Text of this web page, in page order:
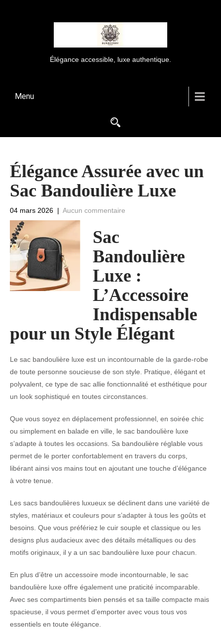
Élégance accessible, luxe authentique.
Menu
Élégance Assurée avec un
Sac Bandoulière Luxe
04 mars 2026 | Aucun commentaire
Sac
Bandoulière
Luxe :
L’Accessoire
Indispensable
pour un Style Élégant
Le sac bandoulière luxe est un incontournable de la garde-robe
de toute personne soucieuse de son style. Pratique, élégant et
polyvalent, ce type de sac allie fonctionnalité et esthétique pour
un look sophistiqué en toutes circonstances.
Que vous soyez en déplacement professionnel, en soirée chic
ou simplement en balade en ville, le sac bandoulière luxe
s’adapte à toutes les occasions. Sa bandoulière réglable vous
permet de le porter confortablement en travers du corps,
libérant ainsi vos mains tout en ajoutant une touche d’élégance
à votre tenue.
Les sacs bandoulières luxueux se déclinent dans une variété de
styles, matériaux et couleurs pour s’adapter à tous les goûts et
besoins. Que vous préfériez le cuir souple et classique ou les
designs plus audacieux avec des détails métalliques ou des
motifs originaux, il y a un sac bandoulière luxe pour chacun.
En plus d’être un accessoire mode incontournable, le sac
bandoulière luxe offre également une praticité incomparable.
Avec ses compartiments bien pensés et sa taille compacte mais
spacieuse, il vous permet d’emporter avec vous tous vos
essentiels en toute élégance.